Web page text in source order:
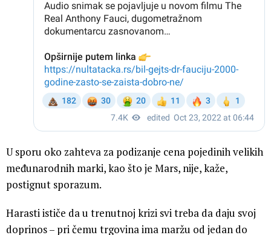
U sporu oko zahteva za podizanje cena pojedinih velikih
međunarodnih marki, kao što je Mars, nije, kaže,
postignut sporazum.
Harasti ističe da u trenutnoj krizi svi treba da daju svoj
doprinos – pri čemu trgovina ima maržu od jedan do